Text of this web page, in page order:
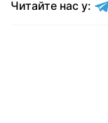
Читайте нас у: